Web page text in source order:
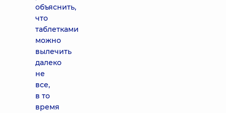
объяснить,
что
таблетками
можно
вылечить
далеко
не
все,
в то
время